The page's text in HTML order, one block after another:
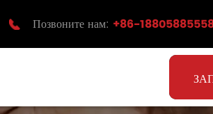
Позвоните нам: +86-